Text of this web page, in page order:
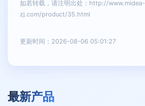
如若转载，请注明出处：http://www.midea-
zj.com/product/35.html
更新时间：2026-08-06 05:01:27
最新产品